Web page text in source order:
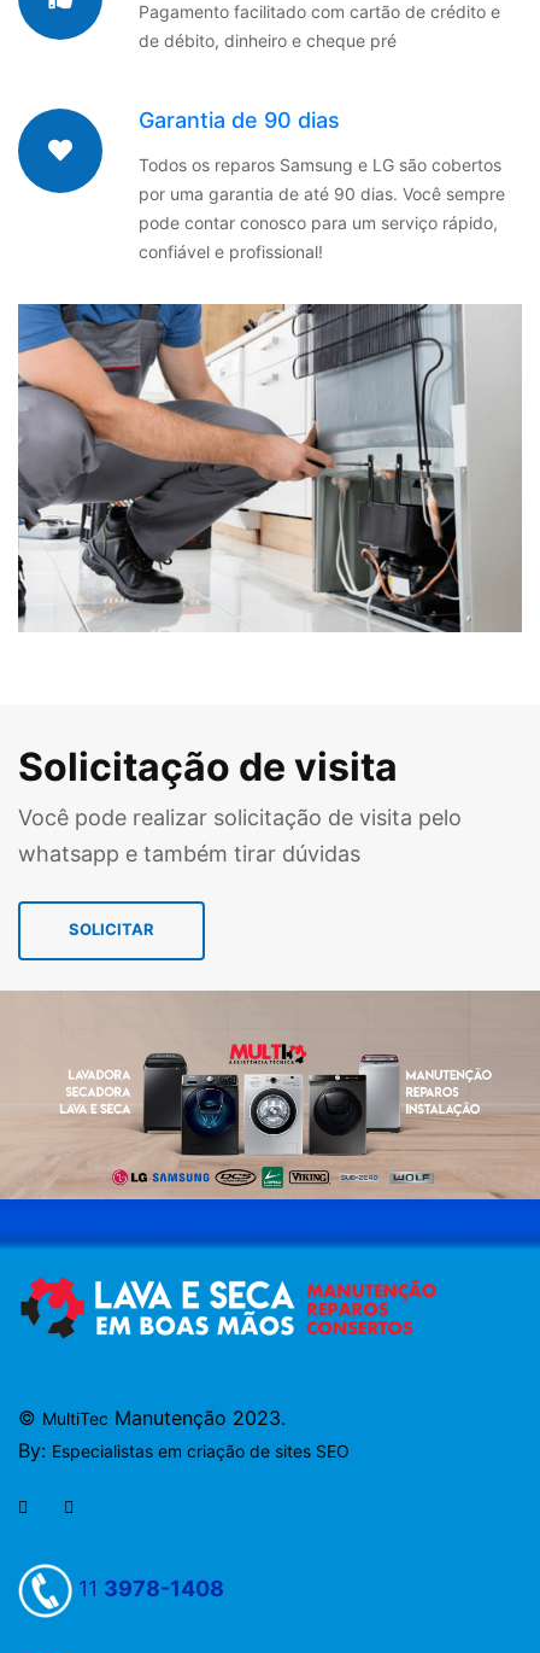
Pagamento facilitado com cartão de crédito e
de débito, dinheiro e cheque pré
Garantia de 90 dias
Todos os reparos Samsung e LG são cobertos
por uma garantia de até 90 dias. Você sempre
pode contar conosco para um serviço rápido,
confiável e profissional!
Solicitação de visita
Você pode realizar solicitação de visita pelo
whatsapp e também tirar dúvidas
SOLICITAR
© MultiTec Manutenção 2023.
By: Especialistas em criação de sites SEO
11 3978-1408